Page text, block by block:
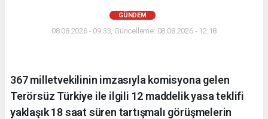
GÜNDEM
08.08.2026 - 09:33, Güncelleme: 08.08.2026 - 12:18
367 milletvekilinin imzasıyla komisyona gelen
Terörsüz Türkiye ile ilgili 12 maddelik yasa teklifi
yaklaşık 18 saat süren tartışmalı görüşmelerin